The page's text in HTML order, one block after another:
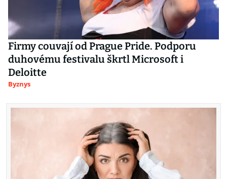
Firmy couvají od Prague Pride. Podporu
duhovému festivalu škrtl Microsoft i
Deloitte
Byznys